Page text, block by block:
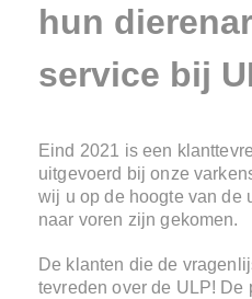
hun
service bij
Eind 2021 is een
uitgevoerd bij onze
wij u op de hoogte van de
naar voren zijn gekomen.
De klanten die de
tevreden over de ULP! De